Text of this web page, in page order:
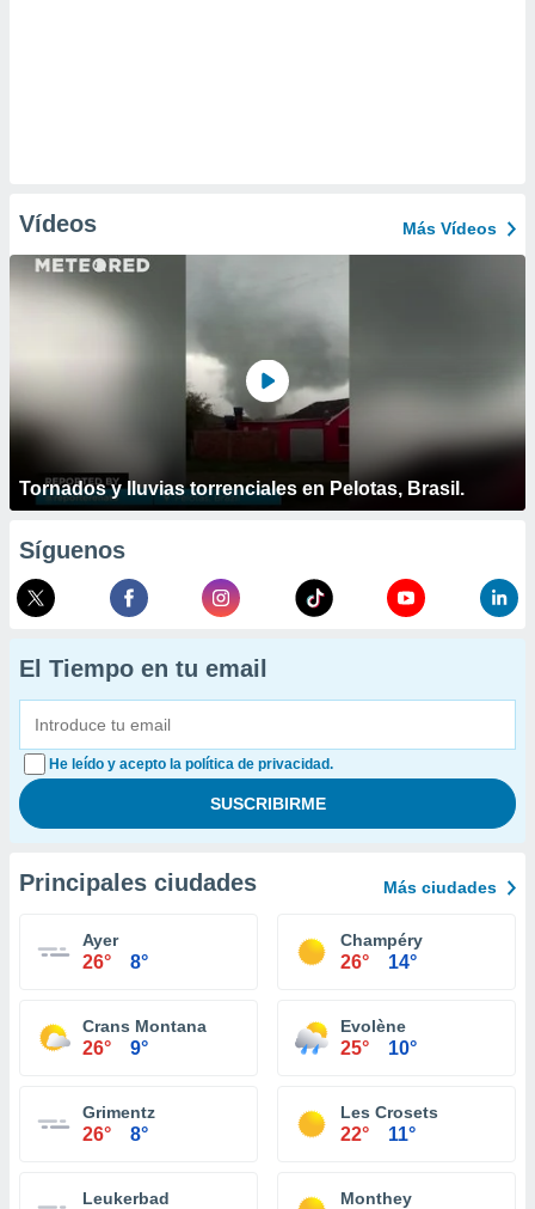
Vídeos Más Vídeos
Tornados y lluvias torrenciales en Pelotas, Brasil.
Síguenos
El Tiempo en tu email
He leído y acepto la política de privacidad.
Principales ciudades Más ciudades
Ayer
26° 8°
Champéry
26° 14°
Crans Montana
26° 9°
Evolène
25° 10°
Grimentz
26° 8°
Les Crosets
22° 11°
Leukerbad Monthey